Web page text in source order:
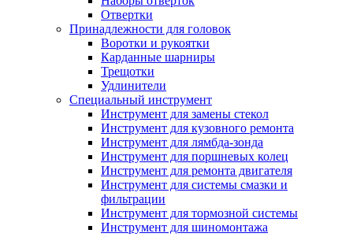
Отвертки
Принадлежности для головок
Воротки и рукоятки
Карданные шарниры
Трещотки
Удлинители
Специальный инструмент
Инструмент для замены стекол
Инструмент для кузовного ремонта
Инструмент для лямбда-зонда
Инструмент для поршневых колец
Инструмент для ремонта двигателя
Инструмент для системы смазки и
фильтрации
Инструмент для тормозной системы
Инструмент для шиномонтажа